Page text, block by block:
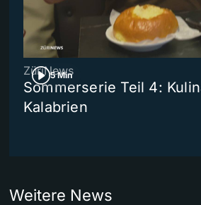
5 Min
ZüriNews
Sommerserie Teil 4:
Kalabrien
Weitere News